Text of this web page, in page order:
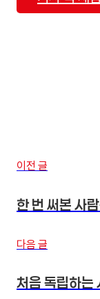
이전 글
한 번 써본 사
다음 글
처음 독립하는